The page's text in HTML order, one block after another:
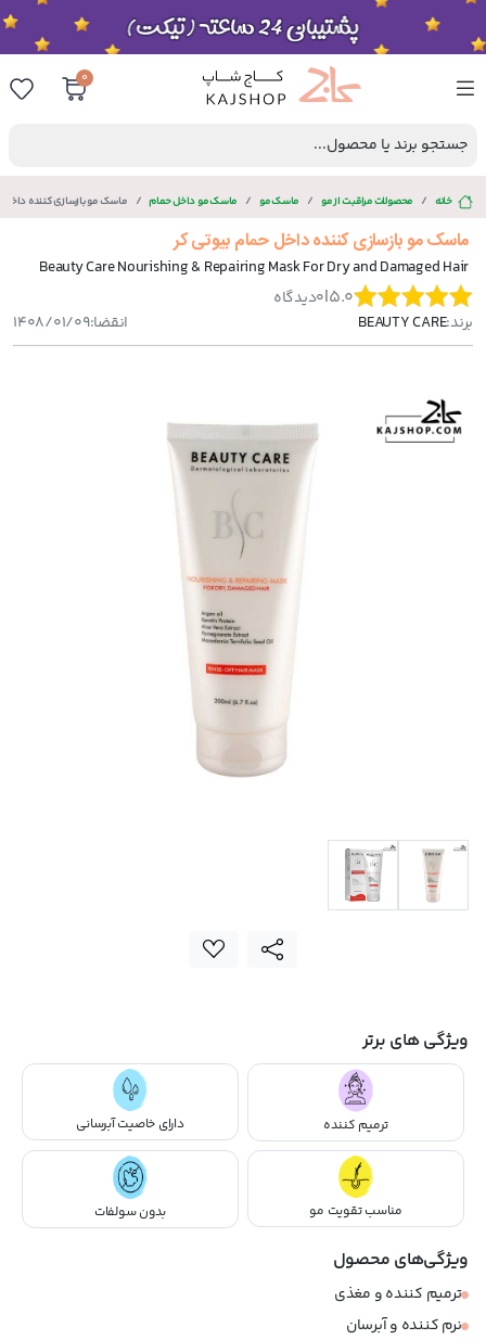
0
جستجو برند یا محصول...
خانه محصولات مراقبت از مو ماسک مو ماسک مو داخل حمام ماسک مو بازسازی کننده داخل
ماسک مو بازسازی کننده داخل حمام بیوتی کر
Beauty Care Nourishing & Repairing Mask For Dry and Damaged Hair
5.0
|
0دیدگاه
برند:BEAUTY CARE انقضا:1408/01/09
ویژگی های برتر
ترمیم کننده دارای خاصیت آبرسانی
مناسب تقویت مو بدون سولفات
ویژگی‌های محصول
ترمیم کننده و مغذی
نرم کننده و آبرسان